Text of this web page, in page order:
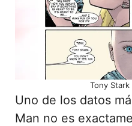
Tony
Uno de los datos
Man no es